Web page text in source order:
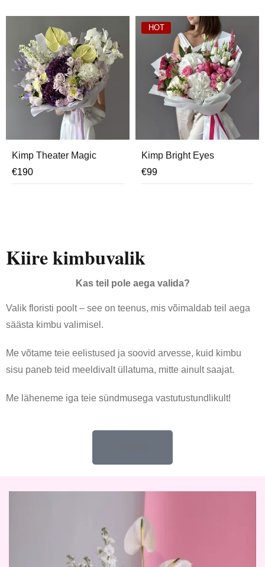
Kimp Theater Magic
€190
HOT
Kimp Bright Eyes
€99
Kiire kimbuvalik
Kas teil pole aega valida?
Valik floristi poolt – see on teenus, mis võimaldab teil aega
säästa kimbu valimisel.
Me võtame teie eelistused ja soovid arvesse, kuid kimbu
sisu paneb teid meeldivalt üllatuma, mitte ainult saajat.
Me läheneme iga teie sündmusega vastutustundlikult!